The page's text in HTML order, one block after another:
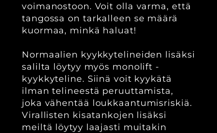
voimanostoon. Voit olla varma, että
tangossa on tarkalleen se määrä
kuormaa, minkä haluat!
Normaalien kyykkytelineiden lisäksi
salilta löytyy myös monolift -
kyykkyteline. Siinä voit kyykätä
ilman telineestä peruuttamista,
joka vähentää loukkaantumisriskiä.
Virallisten kisatankojen lisäksi
meiltä löytyy laajasti muitakin